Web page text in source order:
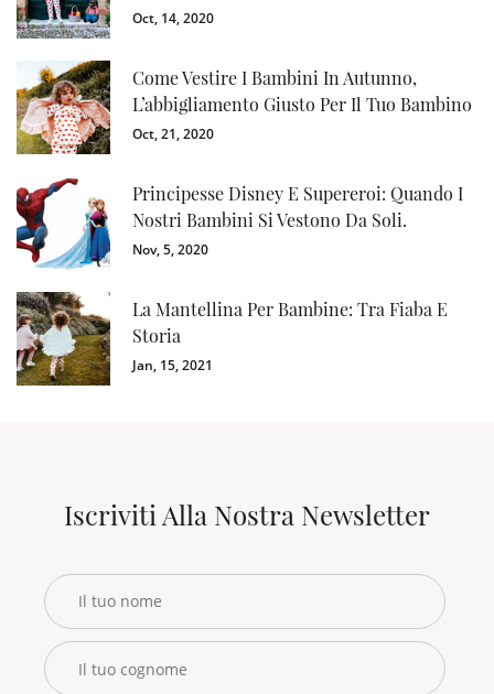
Oct, 14, 2020
Come Vestire I Bambini In Autunno,
L’abbigliamento Giusto Per Il Tuo Bambino
Oct, 21, 2020
Principesse Disney E Supereroi: Quando I
Nostri Bambini Si Vestono Da Soli.
Nov, 5, 2020
La Mantellina Per Bambine: Tra Fiaba E
Storia
Jan, 15, 2021
Iscriviti Alla Nostra Newsletter